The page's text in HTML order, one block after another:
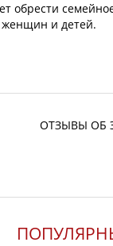
и детей.
ОТЗЫВЫ ОБ